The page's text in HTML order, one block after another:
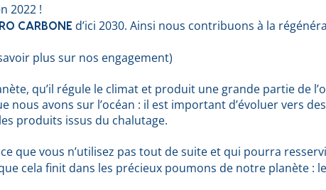
2022 !
CARBONE d’ici 2030. Ainsi nous contribuons à la
plus sur nos engagement)
qu’il régule le climat et produit une grande partie de
avons sur l’océan : il est important d’évoluer vers
produits issus du chalutage.
ce que vous n’utilisez pas tout de suite et qui pourra
cela finit dans les précieux poumons de notre planète :